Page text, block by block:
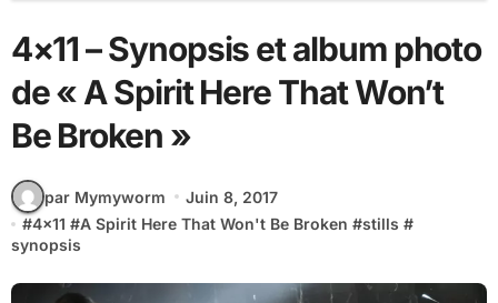
4×11 – Synopsis et album photo
de « A Spirit Here That Won’t
Be Broken »
par Mymyworm
Juin 8, 2017
#4x11 #A Spirit Here That Won't Be Broken #stills #
synopsis